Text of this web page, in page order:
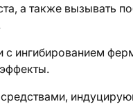
а также вызывать
ингибированием